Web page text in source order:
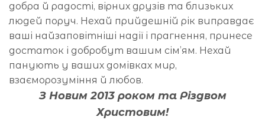
добра й радості, вірних друзів та близьких
людей поруч. Нехай прийдешній рік виправдає
ваші найзаповітніші надії і прагнення, принесе
достаток і добробут вашим сім’ям. Нехай
панують у ваших домівках мир,
взаєморозуміння й любов.
З Новим 2013 роком та Різдвом
Христовим!